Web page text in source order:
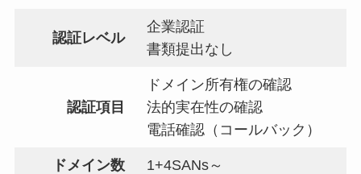
認証レベル
企業認証
書類提出なし
認証項目
ドメイン所有権の確認
法的実在性の確認
電話確認（コールバック）
ドメイン数 1+4SANs～